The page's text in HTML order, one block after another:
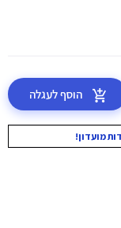
הוסף לעגלה